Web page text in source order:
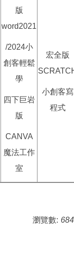
版
word2021
/2024小
創客輕鬆
學
四下巨岩
版
CANVA
魔法工作
室
宏全版
小創客寫
程式
瀏覽數: 684